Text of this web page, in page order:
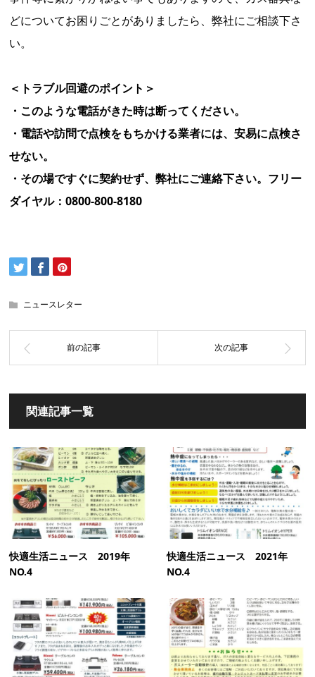
どについてお困りごとがありましたら、弊社にご相談下さ
い。
＜トラブル回避のポイント＞
・このような電話がきた時は断ってください。
・電話や訪問で点検をもちかける業者には、安易に点検さ
せない。
・その場ですぐに契約せず、弊社にご連絡下さい。フリー
ダイヤル：0800-800-8180
ニュースレター
関連記事一覧
快適生活ニュース 2019年
NO.4
快適生活ニュース 2021年
NO.4